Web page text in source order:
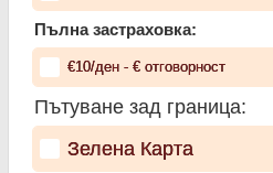
Пълна застраховка:
€10/ден- €отговорност
Пътуване зад граница:
Зелена Карта